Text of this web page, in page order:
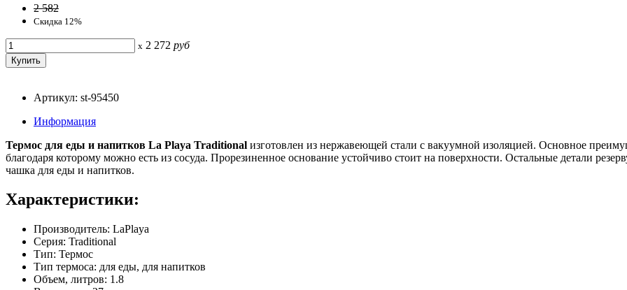
2 582
Скидка 12%
x 2 272 руб
Артикул: st-95450
Информация
Термос для еды и напитков La Playa Traditional изготовлен из нержавеющей стали с вакуумной изоляцией. Основное
благодаря которому можно есть из сосуда. Прорезиненное основание устойчиво стоит на поверхности. Остальные детали
чашка для еды и напитков.
Характеристики:
Производитель: LaPlaya
Серия: Traditional
Тип: Термос
Тип термоса: для еды, для напитков
Объем, литров: 1.8